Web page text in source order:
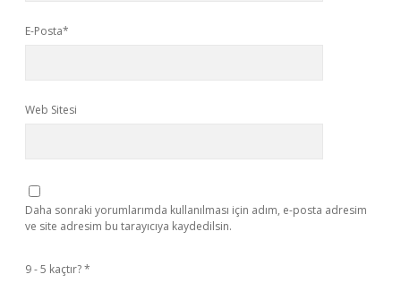
E-Posta*
Web Sitesi
Daha sonraki yorumlarımda kullanılması için adım, e-posta adresim
ve site adresim bu tarayıcıya kaydedilsin.
9 - 5 kaçtır?*